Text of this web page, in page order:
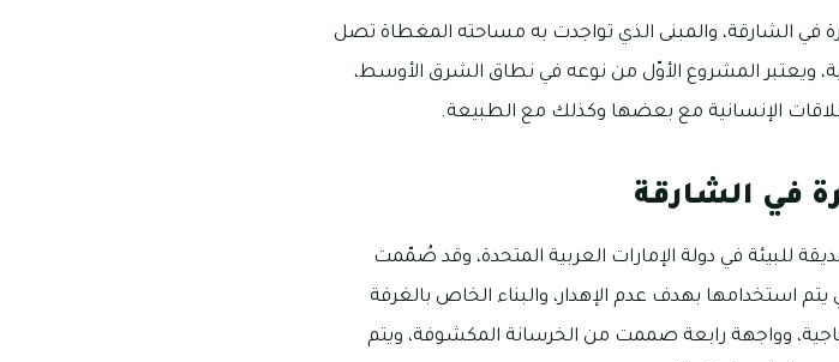
في الشارقة، والمبنى الذي تواجدت به مساحته المغطاة تصل
ويعتبر المشروع الأوّل من نوعه في نطاق الشرق الأوسط،
الإنسانية مع بعضها وكذلك مع الطبيعة.
في الشارقة
للبيئة في دولة الإمارات العربية المتحدة، وقد صُمّمت
يتم استخدامها بهدف عدم الإهدار، والبناء الخاص بالغرفة
وواجهة رابعة صممت من الخرسانة المكشوفة، ويتم